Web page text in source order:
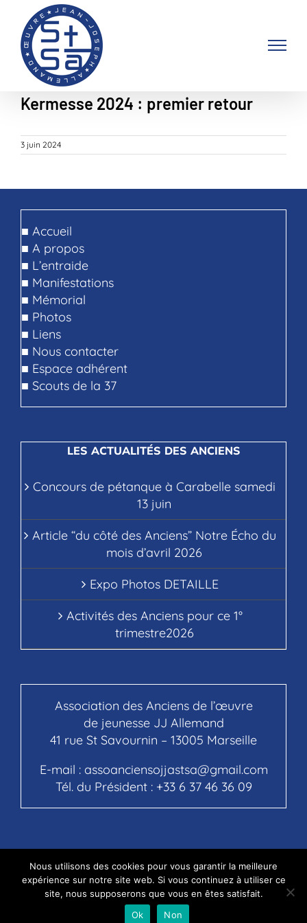
contenu
Kermesse 2024 : premier retour
3 juin 2024
■ Accueil
■ A propos
■ L’entraide
■ Manifestations
■ Mémorial
■ Photos
■ Liens
■ Nous contacter
■ Espace adhérent
■ Scouts de la 37
LES ACTUALITÉS DES ANCIENS
Concours de pétanque à Carabelle samedi
13 juin
Article “du côté des Anciens” Notre Écho du
mois d’avril 2026
Expo Photos DETAILLE
Activités des Anciens pour ce 1°
trimestre2026
Association des Anciens de l’œuvre
de jeunesse JJ Allemand
41 rue St Savournin – 13005 Marseille
E-mail : assoanciensojjastsa@gmail.com
Tél. du Président : +33 6 37 46 36 09
© Copyright 2020 - ANCIENS OJJA Saint Savournin
Facebook
Nous utilisons des cookies pour vous garantir la meilleure
expérience sur notre site web. Si vous continuez à utiliser ce
site, nous supposerons que vous en êtes satisfait.
Ok
Non